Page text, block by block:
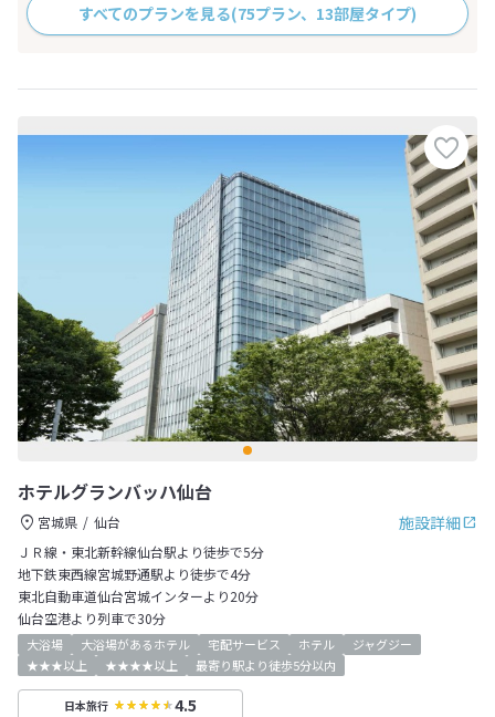
すべてのプランを見る(75プラン、13部屋タイプ)
ホテルグランバッハ仙台
施設詳細
宮城県
仙台
ＪＲ線・東北新幹線仙台駅より徒歩で5分
地下鉄東西線宮城野通駅より徒歩で4分
東北自動車道仙台宮城インターより20分
仙台空港より列車で30分
大浴場 大浴場があるホテル 宅配サービス ホテル
ジャグジー
★★★以上
★★★★以上 最寄り駅より徒歩5分以内
日本旅行 4.5